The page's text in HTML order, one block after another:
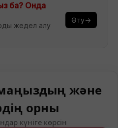
ба? Онда
жедел алу
Өту→
және
орны
күніге көрсін